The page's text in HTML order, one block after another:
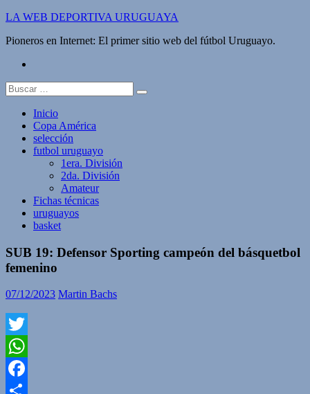
Saltar
contenido
LA WEB DEPORTIVA URUGUAYA
Pioneros en Internet: El primer sitio web del fútbol Uruguayo.
Buscar:
Inicio
Copa América
selección
futbol uruguayo
1era. División
2da. División
Amateur
Fichas técnicas
uruguayos
basket
SUB 19: Defensor Sporting campeón del básquetbol
femenino
07/12/2023 Martin Bachs
Twitter
WhatsApp
Facebook